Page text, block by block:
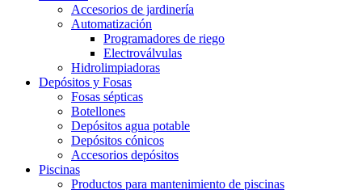
Accesorios de jardinería
Automatización
Programadores de riego
Electroválvulas
Hidrolimpiadoras
Depósitos y Fosas
Fosas sépticas
Botellones
Depósitos agua potable
Depósitos cónicos
Accesorios depósitos
Piscinas
Productos para mantenimiento de piscinas